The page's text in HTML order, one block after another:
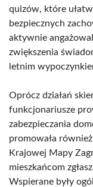
quizów, które
bezpiecznych
aktywnie
zwiększenia
letnim
Oprócz działań
funkcjonariusze
zabezpieczania
promowała
Krajowej Mapy
mieszkańcom
Wspierane były